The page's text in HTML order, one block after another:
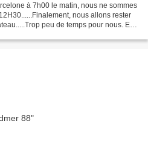
à 7h00 le matin, nous ne sommes
nous allons rester
peu de temps pour nous. Et